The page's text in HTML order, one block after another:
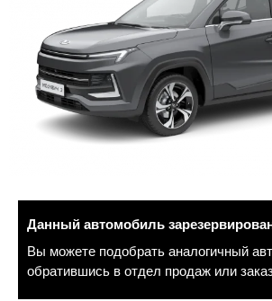
О КОМПАНИИ
КОНТАКТЫ
Сравнение
Личный кабинет
Данный автомобиль
Вы можете подобрать аналогичный
обратившись в отдел продаж или